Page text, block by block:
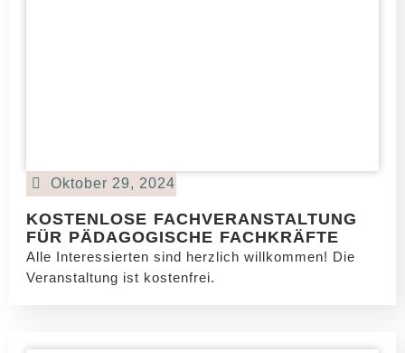
Oktober 29, 2024
KOSTENLOSE FACHVERANSTALTUNG
FÜR PÄDAGOGISCHE FACHKRÄFTE
Alle Interessierten sind herzlich willkommen! Die
Veranstaltung ist kostenfrei.